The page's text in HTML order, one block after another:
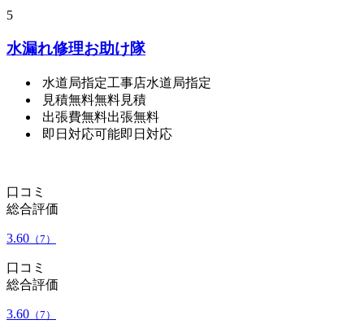
5
水漏れ修理お助け隊
水道局指定工事店水道局指定
見積無料無料見積
出張費無料出張無料
即日対応可能即日対応
口コミ
総合評価
3.60 （7）
口コミ
総合評価
3.60 （7）